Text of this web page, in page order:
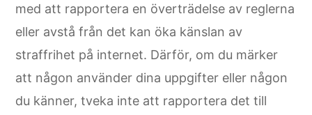
med att rapportera en överträdelse av reglerna
eller avstå från det kan öka känslan av
straffrihet på internet. Därför, om du märker
att någon använder dina uppgifter eller någon
du känner, tveka inte att rapportera det till